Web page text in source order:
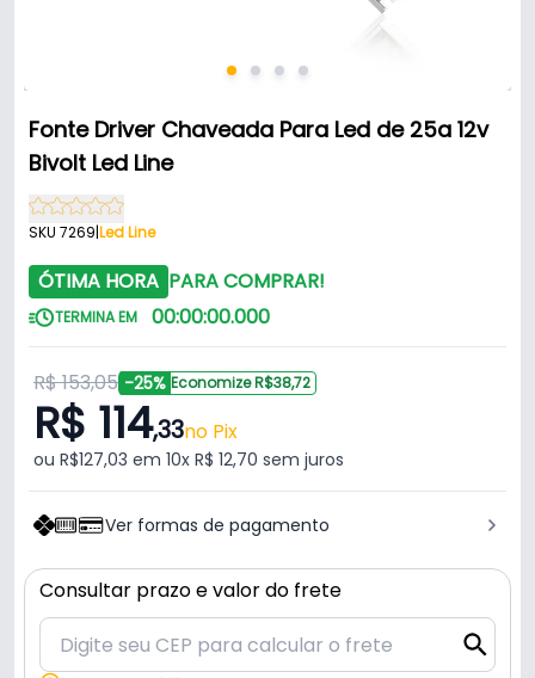
Fonte Driver Chaveada Para Led de 25a 12v
Bivolt Led Line
SKU 7269|Led Line
ÓTIMA HORA PARA COMPRAR!
TERMINA EM 00:00:00.000
R$ 153,05 -25% Economize R$38,72
R$ 114,33no Pix
ou R$127,03 em 10x R$ 12,70 sem juros
Ver formas de pagamento
Consultar prazo e valor do frete